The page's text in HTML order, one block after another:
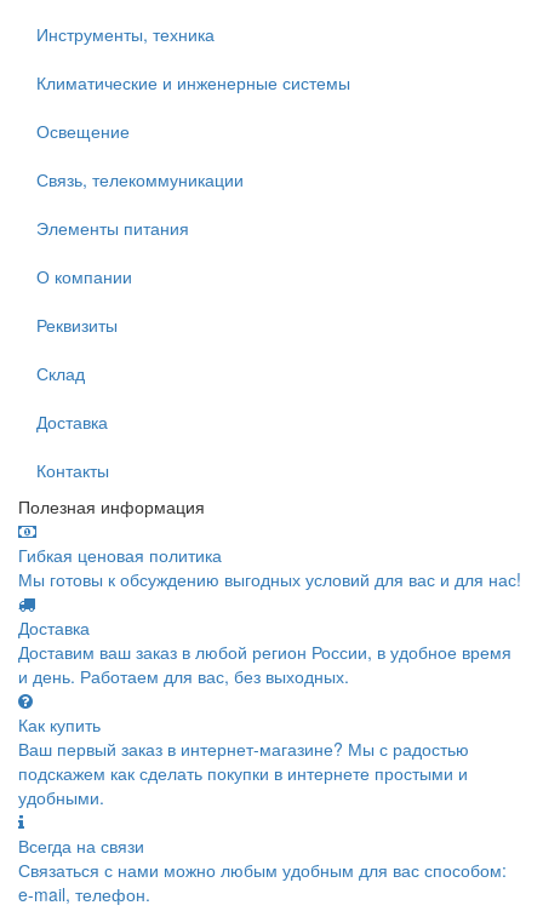
Инструменты, техника
Климатические и инженерные системы
Освещение
Связь, телекоммуникации
Элементы питания
О компании
Реквизиты
Склад
Доставка
Контакты
Полезная информация
Гибкая ценовая политика
Мы готовы к обсуждению выгодных условий для вас и для нас!
Доставка
Доставим ваш заказ в любой регион России, в удобное время
и день. Работаем для вас, без выходных.
Как купить
Ваш первый заказ в интернет-магазине? Мы с радостью
подскажем как сделать покупки в интернете простыми и
удобными.
Всегда на связи
Связаться с нами можно любым удобным для вас способом:
e-mail, телефон.